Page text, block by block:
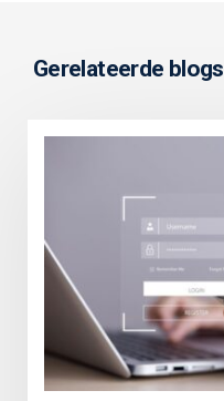
Gerelateerde blogs